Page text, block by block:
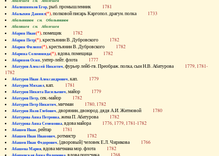
Абалишников Егор, рыб. промышленник 1781
Абалыхин Даниил(*), полковой писарь Каргопол. драгун. полка 1733
Абальянинов см. Обольянинов
Абаляшев см. Аболешев
Абарин Иван(*), помещик 1782
Абарин Петр(*), крестьянин В. Дубровского 1782
Абарин Филипп(*), крестьянин В. Дубровского 1782
Абарина Соломонида(*), вдова, помещица 1782
Абаринов Осип, унтер-лейт. флота 1777
Абатуров Алексей Никитич, фурьер лейб-гв. Преображ. полка, сын Н.В. Абатурова 1779, 1781-
1782
Абатуров Иван Александрович, кап. 1779
Абатуров Михаил, кап. 1781
Абатуров Никита Васильевич, майор 1779
Абатуров Петр, сек.-майор 1782
Абатуров Петр Никитич, мичман 1780, 1782
Абатуров Яков Глебович, дворянин, двоюрод. дядя А.И. Житновой 1780
Абатурова Анна Петровна, жена П. Абатурова 1782
Абатурова Анна Семеновна, вдова майора 1776, 1779, 1781-1782
Абашев Иван, рейтар 1781
Абашев Иван Иванович, ротмистр 1782
Абашев Иван Федорович, [дворовый] человек Е.Л. Чирикова 1766
Абашева Мария, вдова мичмана мор. флота 1782